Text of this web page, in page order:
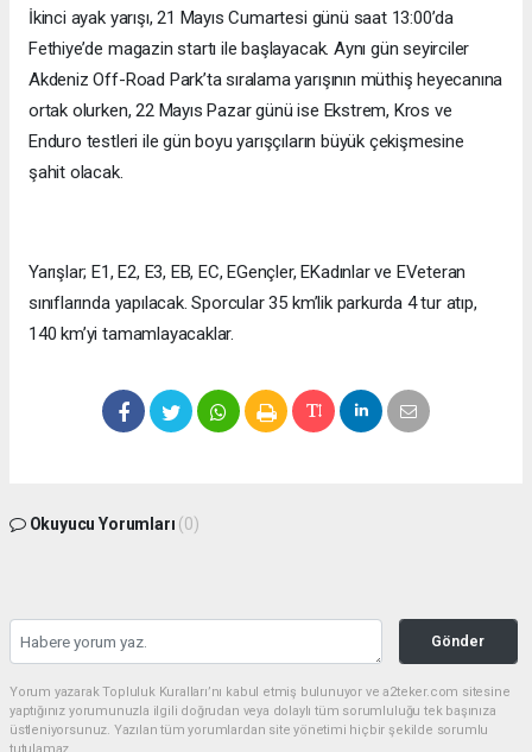
İkinci ayak yarışı, 21 Mayıs Cumartesi günü saat 13:00’da
Fethiye’de magazin startı ile başlayacak. Aynı gün seyirciler
Akdeniz Off-Road Park’ta sıralama yarışının müthiş heyecanına
ortak olurken, 22 Mayıs Pazar günü ise Ekstrem, Kros ve
Enduro testleri ile gün boyu yarışçıların büyük çekişmesine
şahit olacak.
Yarışlar; E1, E2, E3, EB, EC, EGençler, EKadınlar ve EVeteran
sınıflarında yapılacak. Sporcular 35 km’lik parkurda 4 tur atıp,
140 km’yi tamamlayacaklar.
Okuyucu Yorumları (0)
Gönder
Yorum yazarak Topluluk Kuralları’nı kabul etmiş bulunuyor ve a2teker.com sitesine
yaptığınız yorumunuzla ilgili doğrudan veya dolaylı tüm sorumluluğu tek başınıza
üstleniyorsunuz. Yazılan tüm yorumlardan site yönetimi hiçbir şekilde sorumlu